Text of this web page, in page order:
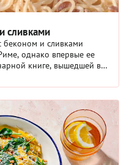
сливками
беконом и сливками
однако впервые ее
книге, вышедшей в
...